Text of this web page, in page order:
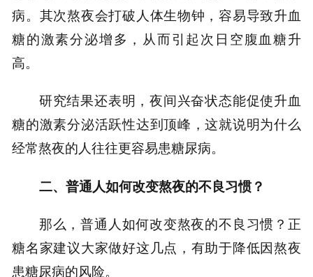
病。其次熬夜会打破人体生物钟，容易导致升血
糖的激素分泌增多，从而引起次日空腹血糖升
高。
研究结果还表明，夜间兴奋状态能促使升血
糖的激素分泌活跃性达到顶峰，这就说明为什么
经常熬夜的人往往更容易患糖尿病。
二、普通人如何改变熬夜的不良习惯？
那么，普通人如何改变熬夜的不良习惯？正
糖名家建议大家做好这几点，有助于降低因熬夜
患糖尿病的风险。